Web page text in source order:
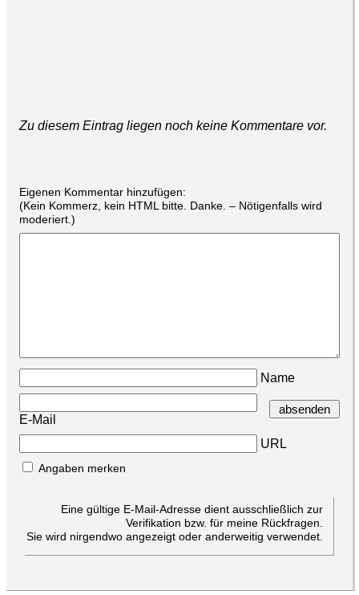
Zu diesem Eintrag liegen noch keine Kommentare vor.
Eigenen Kommentar hinzufügen:
(Kein Kommerz, kein HTML bitte. Danke. – Nötigenfalls wird
moderiert.)
Name
E-Mail
URL
Angaben merken
Eine gültige E-Mail-Adresse dient ausschließlich zur
Verifikation bzw. für meine Rückfragen.
Sie wird nirgendwo angezeigt oder anderweitig verwendet.